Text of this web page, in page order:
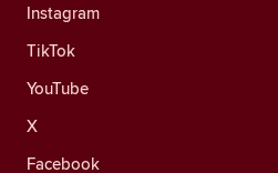
Instagram
TikTok
YouTube
X
Facebook